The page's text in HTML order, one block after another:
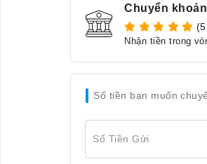
Chuyển
Nhận tiền trong
Số tiền bạn muốn
Số Tiền Gửi